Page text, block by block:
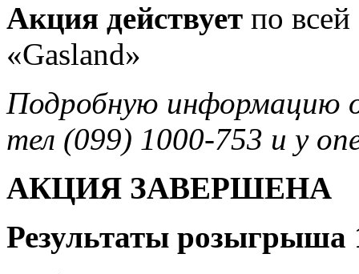
Акция действует по всей
«Gasland»
Подробную информацию
тел (099) 1000-753 и у
АКЦИЯ ЗАВЕРШЕНА
Результаты розыгрыша